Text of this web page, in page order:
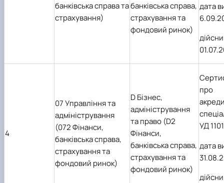
банківська справа та
страхування)
банківська справа,
страхування та
фондовий ринок)
дата
4
07 Управління та
адміністрування
(072 Фінанси,
банківська справа,
страхування та
фондовий ринок)
D Бізнес,
адміністрування
та право (D2
Фінанси,
банківська справа,
страхування та
фондовий ринок)
про
УД
дата
31.08.